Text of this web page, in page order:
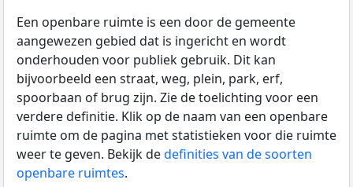
Een openbare ruimte is een door de gemeente
aangewezen gebied dat is ingericht en wordt
onderhouden voor publiek gebruik. Dit kan
bijvoorbeeld een straat, weg, plein, park, erf,
spoorbaan of brug zijn. Zie de toelichting voor een
verdere definitie. Klik op de naam van een openbare
ruimte om de pagina met statistieken voor die ruimte
weer te geven. Bekijk dedefinities van de soorten
openbare ruimtes.